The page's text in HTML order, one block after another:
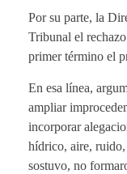
Por su parte, la
Tribunal el
primer término el
En esa línea,
ampliar
incorporar
hídrico, aire, ruido,
sostuvo, no